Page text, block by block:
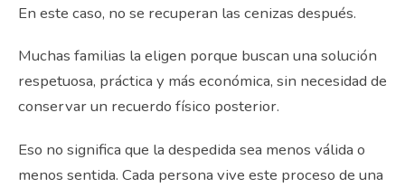
En este caso, no se recuperan las cenizas después.
Muchas familias la eligen porque buscan una solución
respetuosa, práctica y más económica, sin necesidad de
conservar un recuerdo físico posterior.
Eso no significa que la despedida sea menos válida o
menos sentida. Cada persona vive este proceso de una